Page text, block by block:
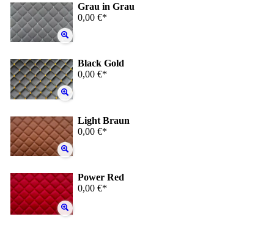
Grau in Grau
0,00 €*
Black Gold
0,00 €*
Light Braun
0,00 €*
Power Red
0,00 €*